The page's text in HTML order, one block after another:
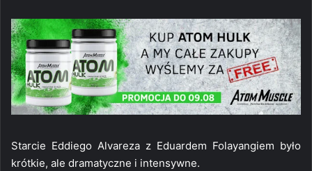
Starcie Eddiego Alvareza z Eduardem Folayangiem było
krótkie, ale dramatyczne i intensywne.